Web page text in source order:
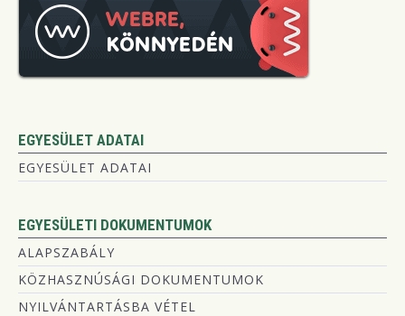
EGYESÜLET ADATAI
EGYESÜLET ADATAI
EGYESÜLETI DOKUMENTUMOK
ALAPSZABÁLY
KÖZHASZNÚSÁGI DOKUMENTUMOK
NYILVÁNTARTÁSBA VÉTEL